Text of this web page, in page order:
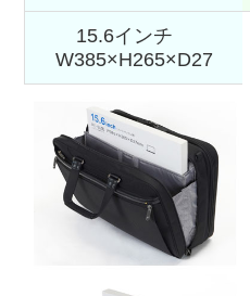
15.6インチ
W385×H265×D27